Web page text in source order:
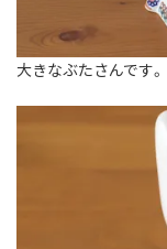
大きなぶたさんです。